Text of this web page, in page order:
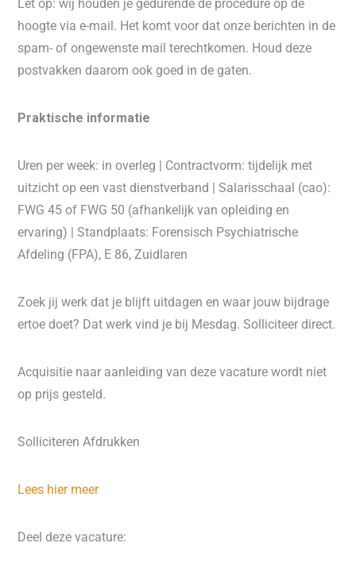
Let op: wij houden je gedurende de procedure op de
hoogte via e-mail. Het komt voor dat onze berichten in de
spam- of ongewenste mail terechtkomen. Houd deze
postvakken daarom ook goed in de gaten.
Praktische informatie
Uren per week: in overleg | Contractvorm: tijdelijk met
uitzicht op een vast dienstverband | Salarisschaal (cao):
FWG 45 of FWG 50 (afhankelijk van opleiding en
ervaring) | Standplaats: Forensisch Psychiatrische
Afdeling (FPA), E 86, Zuidlaren
Zoek jij werk dat je blijft uitdagen en waar jouw bijdrage
ertoe doet? Dat werk vind je bij Mesdag. Solliciteer direct.
Acquisitie naar aanleiding van deze vacature wordt niet
op prijs gesteld.
Solliciteren Afdrukken
Lees hier meer
Deel deze vacature: